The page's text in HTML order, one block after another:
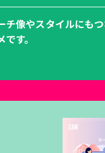
像やスタイルにも
す。